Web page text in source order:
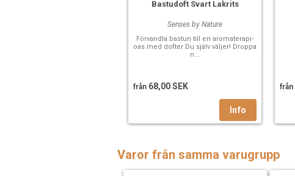
Bastudoft Svart Lakrits
Senses by Nature
Förvandla bastun till en aromaterapi-
oas med dofter Du själv väljer! Droppa
n...
från 68,00 SEK från
Varor från samma varugrupp